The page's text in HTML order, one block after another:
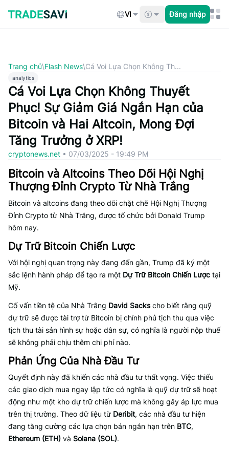
qua
nội
VI Đăng nhập
Trang chủ\Flash News\Cá Voi Lựa Chọn Không Th...
analytics
Cá Voi Lựa Chọn Không Thuyết
Phục! Sự Giảm Giá Ngắn Hạn của
Bitcoin và Hai Altcoin, Mong Đợi
Tăng Trưởng ở XRP!
cryptonews.net • 07/03/2025 - 19:49 PM
Bitcoin và Altcoins Theo Dõi Hội Nghị
Thượng Đỉnh Crypto Từ Nhà Trắng
Bitcoin và altcoins đang theo dõi chặt chẽ Hội Nghị Thượng
Đỉnh Crypto từ Nhà Trắng, được tổ chức bởi Donald Trump
hôm nay.
Dự Trữ Bitcoin Chiến Lược
Với hội nghị quan trọng này đang đến gần, Trump đã ký một
sắc lệnh hành pháp để tạo ra một Dự Trữ Bitcoin Chiến Lược tại
Mỹ.
Cố vấn tiền tệ của Nhà Trắng David Sackscho biết rằng quỹ
dự trữ sẽ được tài trợ từ Bitcoin bị chính phủ tịch thu qua việc
tịch thu tài sản hình sự hoặc dân sự, có nghĩa là người nộp thuế
sẽ không phải chịu thêm chi phí nào.
Phản Ứng Của Nhà Đầu Tư
Quyết định này đã khiến các nhà đầu tư thất vọng. Việc thiếu
các giao dịch mua ngay lập tức có nghĩa là quỹ dự trữ sẽ hoạt
động như một kho dự trữ chiến lược mà không gây áp lực mua
trên thị trường. Theo dữ liệu từ Deribit, các nhà đầu tư hiện
đang tăng cường các lựa chọn bán ngắn hạn trên BTC,
Ethereum (ETH) và Solana (SOL).